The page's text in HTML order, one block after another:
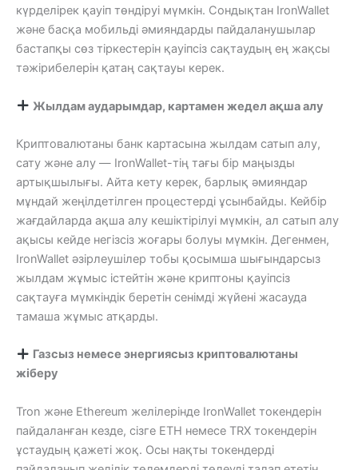
күрделірек қауіп төндіруі мүмкін. Сондықтан IronWallet
және басқа мобильді әмияндарды пайдаланушылар
бастапқы сөз тіркестерін қауіпсіз сақтаудың ең жақсы
тәжірибелерін қатаң сақтауы керек.
Жылдам аударымдар, картамен жедел ақша алу
Криптовалютаны банк картасына жылдам сатып алу,
сату және алу — IronWallet-тің тағы бір маңызды
артықшылығы. Айта кету керек, барлық әмияндар
мұндай жеңілдетілген процестерді ұсынбайды. Кейбір
жағдайларда ақша алу кешіктірілуі мүмкін, ал сатып алу
ақысы кейде негізсіз жоғары болуы мүмкін. Дегенмен,
IronWallet әзірлеушілер тобы қосымша шығындарсыз
жылдам жұмыс істейтін және криптоны қауіпсіз
сақтауға мүмкіндік беретін сенімді жүйені жасауда
тамаша жұмыс атқарды.
Газсыз немесе энергиясыз криптовалютаны
жіберу
Tron және Ethereum желілерінде IronWallet токендерін
пайдаланған кезде, сізге ETH немесе TRX токендерін
ұстаудың қажеті жоқ. Осы нақты токендерді